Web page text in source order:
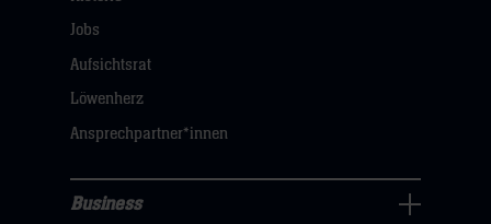
öffnen,
hier
Jobs
Aufsichtsrat
Löwenherz
Ansprechpartner*innen
Business